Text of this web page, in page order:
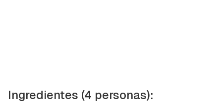
Ingredientes (4 personas):